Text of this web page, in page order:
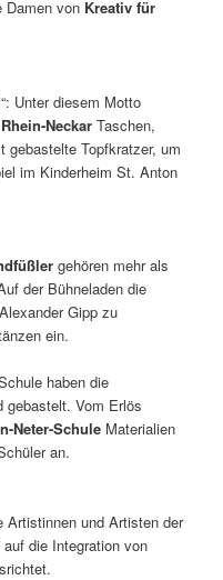
Damen von Kreativ für
Unter diesem Motto
Neckar Taschen,
gebastelte Topfkratzer, um
im Kinderheim St. Anton
gehören mehr als
der Bühneladen die
Gipp zu
ein.
haben die
gebastelt. Vom Erlös
Neter-Schule Materialien
an.
Artistinnen und Artisten der
die Integration von